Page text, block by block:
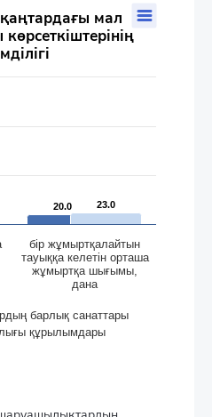
шаруашылығы
categories.
values, and values.
мал
20.0
20.0 23.0
23.0
барлық санаттары
құрылымдары
бір жұмыртқалайтын
тауыққа келетін орташа
жұмыртқа шығымы,
дана